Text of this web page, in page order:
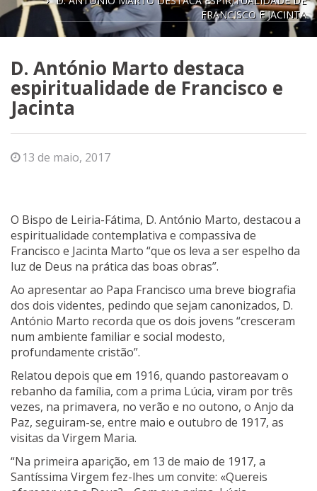
FRANCISCO E JACINTA
D. António Marto destaca
espiritualidade de Francisco e
Jacinta
13 de maio, 2017
O Bispo de Leiria-Fátima, D. António Marto, destacou a
espiritualidade contemplativa e compassiva de
Francisco e Jacinta Marto “que os leva a ser espelho da
luz de Deus na prática das boas obras”.
Ao apresentar ao Papa Francisco uma breve biografia
dos dois videntes, pedindo que sejam canonizados, D.
António Marto recorda que os dois jovens “cresceram
num ambiente familiar e social modesto,
profundamente cristão”.
Relatou depois que em 1916, quando pastoreavam o
rebanho da família, com a prima Lúcia, viram por três
vezes, na primavera, no verão e no outono, o Anjo da
Paz, seguiram-se, entre maio e outubro de 1917, as
visitas da Virgem Maria.
“Na primeira aparição, em 13 de maio de 1917, a
Santíssima Virgem fez-lhes um convite: «Quereis